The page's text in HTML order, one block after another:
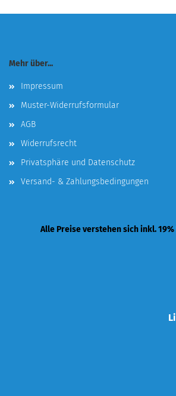
Mehr über...
Impressum
Muster-Widerrufsformular
AGB
Widerrufsrecht
Privatsphäre und Datenschutz
Versand- & Zahlungsbedingungen
Alle Preise verstehen sich inkl. 19%